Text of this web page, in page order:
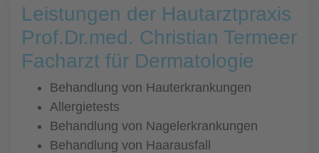
Leistungen der Hautarztpraxis
Prof.Dr.med. Christian Termeer
Facharzt für Dermatologie
Behandlung von Hauterkrankungen
Allergietests
Behandlung von Nagelerkrankungen
Behandlung von Haarausfall